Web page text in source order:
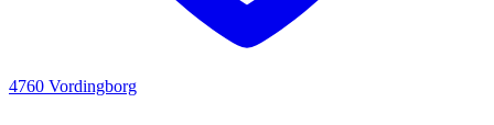
4760 Vordingborg